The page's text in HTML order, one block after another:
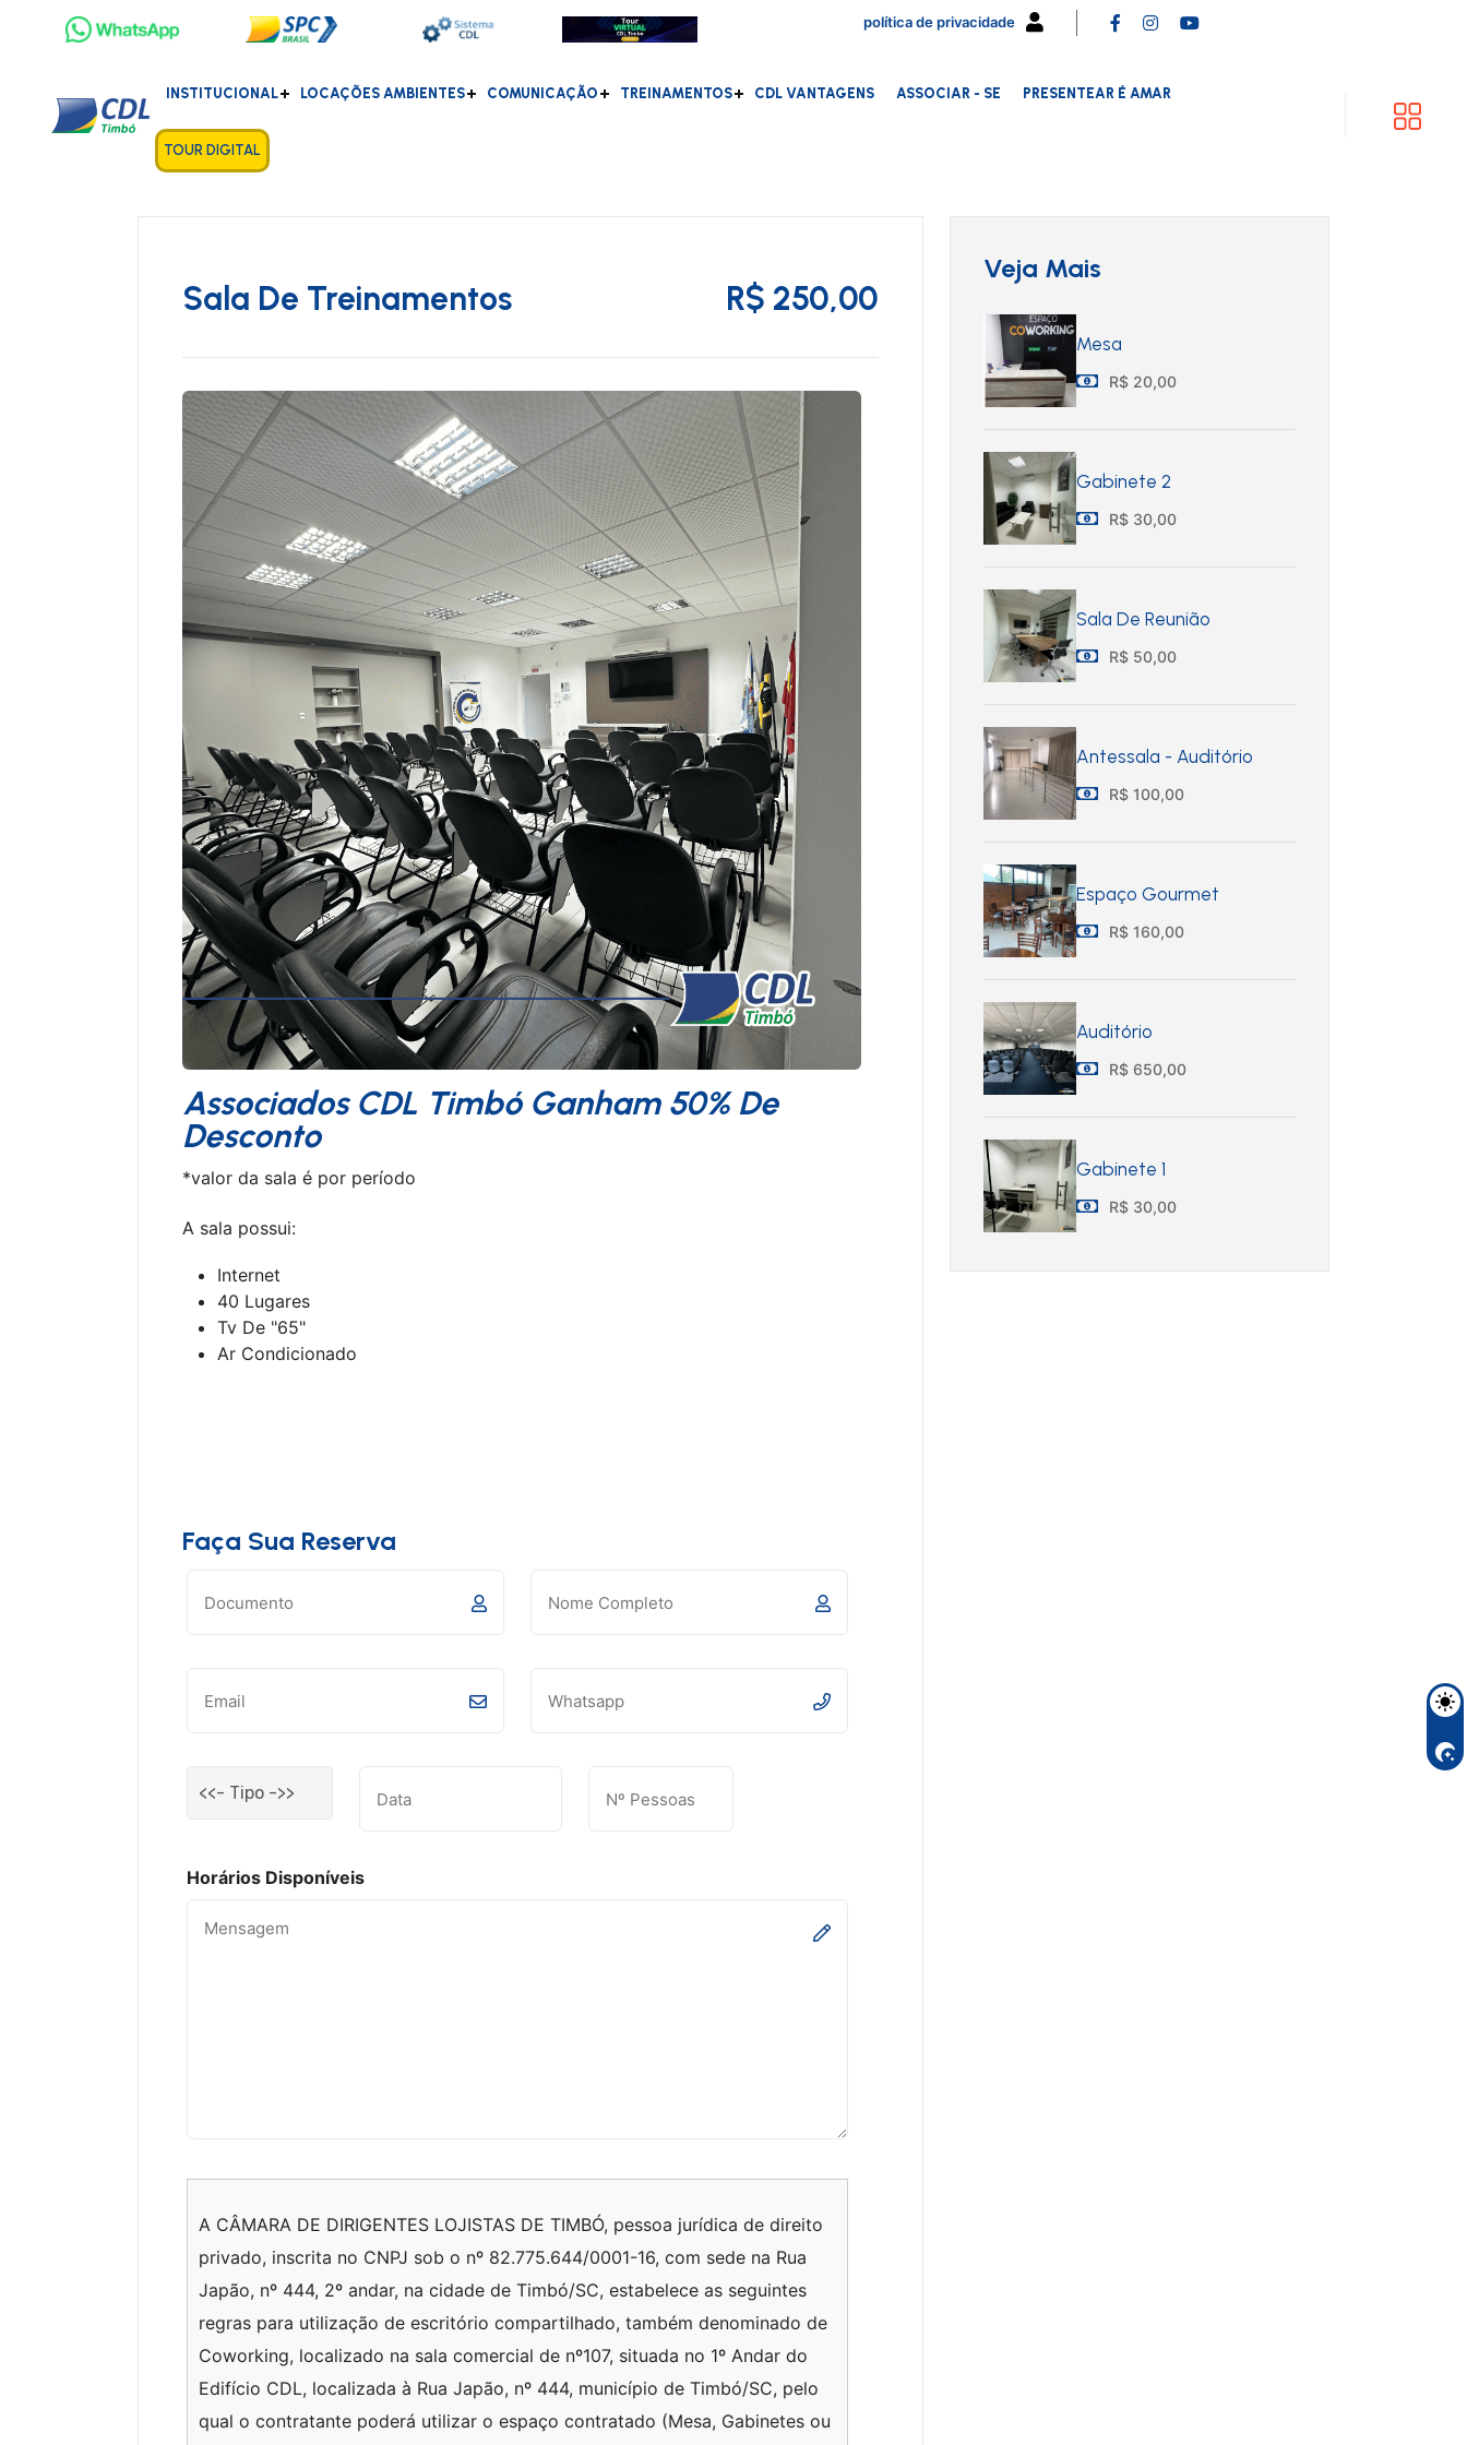
política de privacidade
INSTITUCIONAL LOCAÇÕES AMBIENTES COMUNICAÇÃO TREINAMENTOS CDL VANTAGENS ASSOCIAR - SE PRESENTEAR É AMAR
TOUR DIGITAL
Sala De Treinamentos R$ 250,00
Associados CDL Timbó Ganham 50% De
Desconto
*valor da sala é por período
A sala possui:
Internet
40 Lugares
Tv De "65"
Ar Condicionado
Faça Sua Reserva
Horários Disponíveis
A CÂMARA DE DIRIGENTES LOJISTAS DE TIMBÓ, pessoa jurídica de direito
privado, inscrita no CNPJ sob o nº 82.775.644/0001-16, com sede na Rua
Japão, nº 444, 2º andar, na cidade de Timbó/SC, estabelece as seguintes
regras para utilização de escritório compartilhado, também denominado de
Coworking, localizado na sala comercial de nº107, situada no 1º Andar do
Edifício CDL, localizada à Rua Japão, nº 444, município de Timbó/SC, pelo
qual o contratante poderá utilizar o espaço contratado (Mesa, Gabinetes ou
Veja Mais
Mesa
R$ 20,00
Gabinete 2
R$ 30,00
Sala De Reunião
R$ 50,00
Antessala - Auditório
R$ 100,00
Espaço Gourmet
R$ 160,00
Auditório
R$ 650,00
Gabinete 1
R$ 30,00